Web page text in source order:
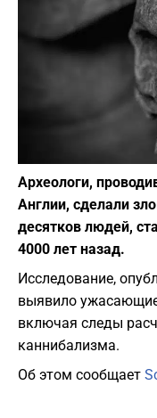
Археологи,
Англии, сделали
десятков людей,
4000 лет назад.
Исследование,
выявило
включая следы
каннибализма.
Об этом сообщает